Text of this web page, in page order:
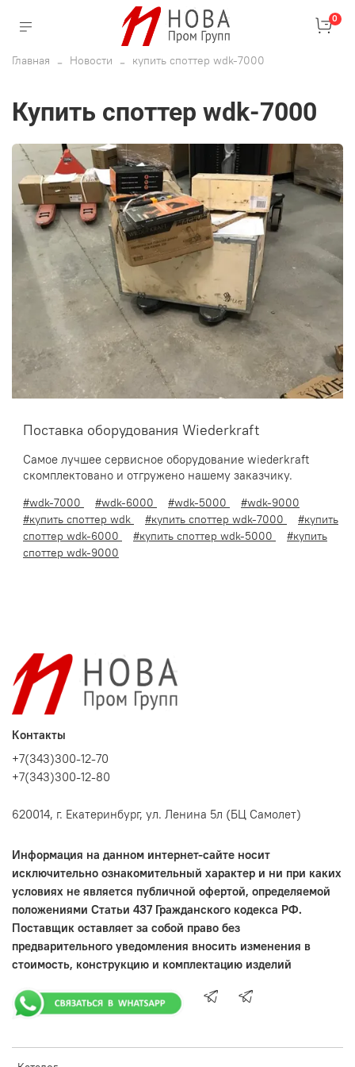
0
Главная Новости купить споттер wdk-7000
купить споттер wdk-7000
Поставка оборудования Wiederkraft
Самое лучшее сервисное оборудование wiederkraft
скомплектовано и отгружено нашему заказчику.
#wdk-7000 #wdk-6000 #wdk-5000
#wdk-9000
#купить споттер wdk
#купить споттер wdk-7000
#купить
споттер wdk-6000
#купить споттер wdk-5000
#купить
споттер wdk-9000
Контакты
+7(343)300-12-70
+7(343)300-12-80
620014, г. Екатеринбург, ул. Ленина 5л (БЦ Самолет)
Информация на данном интернет-сайте носит
исключительно ознакомительный характер и ни при каких
условиях не является публичной офертой, определяемой
положениями Статьи 437 Гражданского кодекса РФ.
Поставщик оставляет за собой право без
предварительного уведомления вносить изменения в
стоимость, конструкцию и комплектацию изделий